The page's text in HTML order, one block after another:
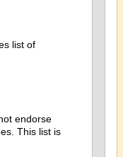
list of
endorse
This list is